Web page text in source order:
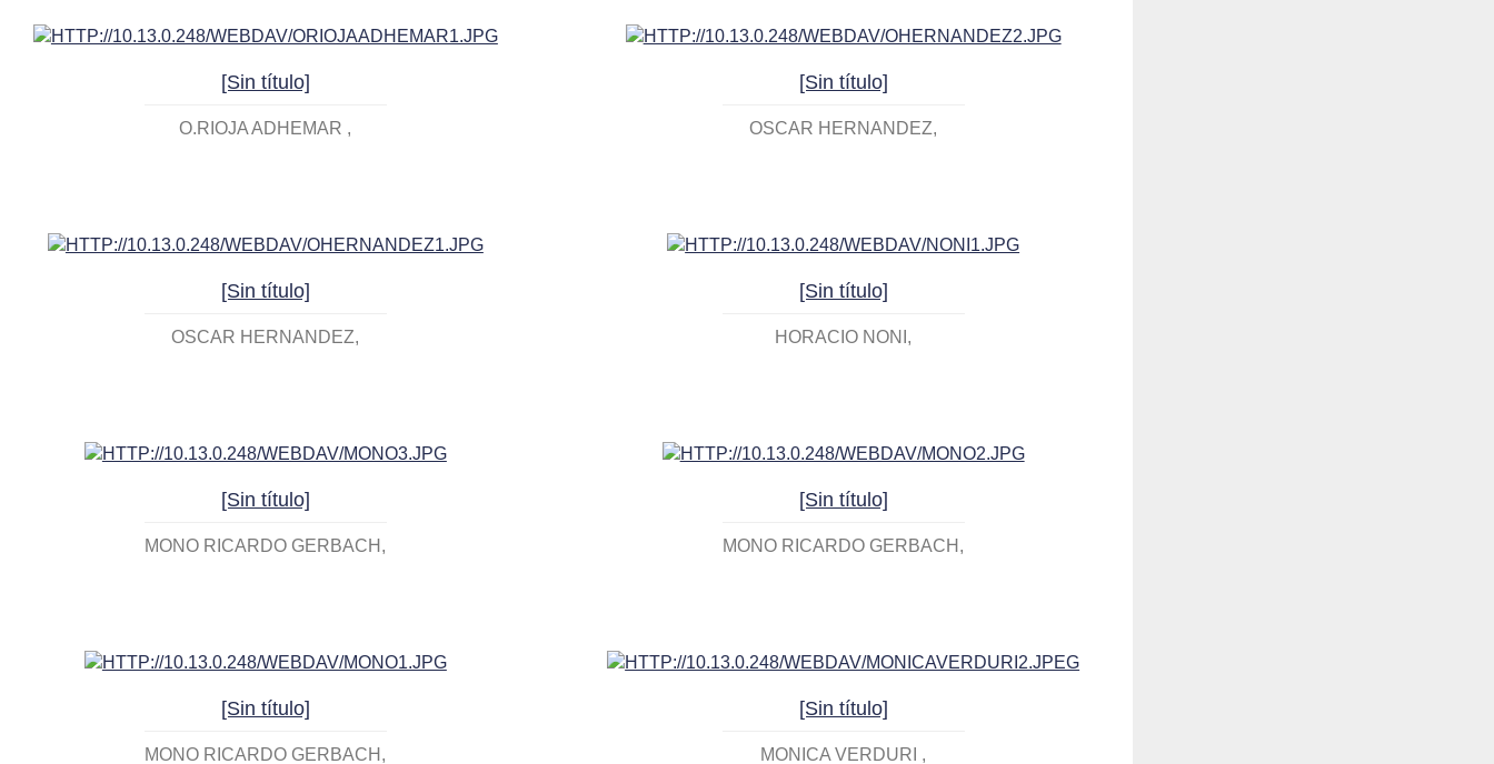
[Sin título]
O.RIOJA ADHEMAR
[Sin título]
OSCAR HERNANDEZ
[Sin título]
OSCAR HERNANDEZ
[Sin título]
HORACIO NONI
[Sin título]
MONO RICARDO GERBACH
[Sin título]
MONO RICARDO GERBACH
[Sin título]
MONO RICARDO GERBACH
[Sin título]
MONICA VERDURI